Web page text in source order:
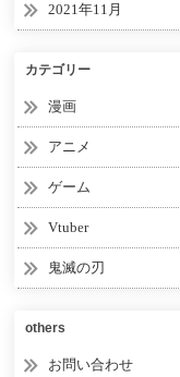
2021年11月
カテゴリー
漫画
アニメ
ゲーム
Vtuber
鬼滅の刃
others
お問い合わせ